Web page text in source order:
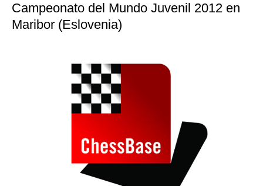
Campeonato del Mundo Juvenil 2012 en
Maribor (Eslovenia)